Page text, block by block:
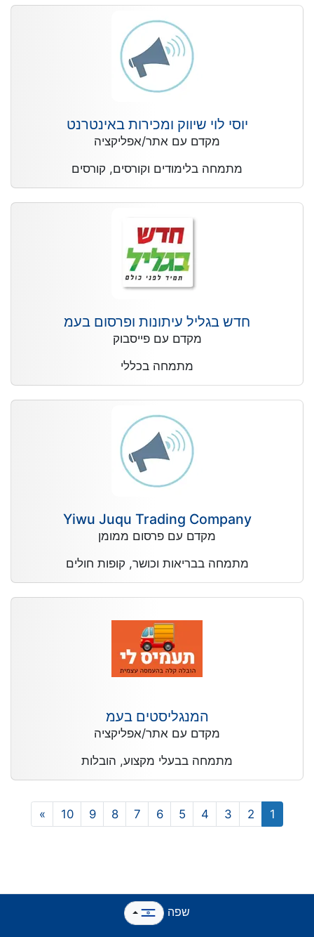
יוסי לוי שיווק ומכירות באינטרנט
מקדם עם אתר/אפליקציה
מתמחה בלימודים וקורסים, קורסים
חדש בגליל עיתונות ופרסום בעמ
מקדם עם פייסבוק
מתמחה בכללי
Yiwu Juqu Trading Company
מקדם עם פרסום ממומן
מתמחה בבריאות וכושר, קופות חולים
המנגליסטים בעמ
מקדם עם אתר/אפליקציה
מתמחה בבעלי מקצוע, הובלות
1
2
3
4
5
6
7
8
9
10
»
שפה